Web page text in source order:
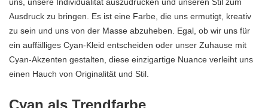
Ausdruck zu bringen. Es ist eine Farbe, die uns ermutigt, kreativ
zu sein und uns von der Masse abzuheben. Egal, ob wir uns für
ein auffälliges Cyan-Kleid entscheiden oder unser Zuhause mit
Cyan-Akzenten gestalten, diese einzigartige Nuance verleiht uns
einen Hauch von Originalität und Stil.
Cyan als Trendfarbe